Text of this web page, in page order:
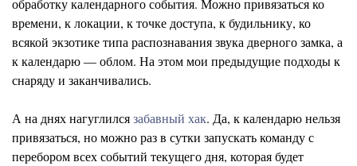
обработку календарного события. Можно привязаться ко
времени, к локации, к точке доступа, к будильнику, ко
всякой экзотике типа распознавания звука дверного замка, а
к календарю — облом. На этом мои предыдущие подходы к
снаряду и заканчивались.
А на днях нагуглилсязабавный хак. Да, к календарю нельзя
привязаться, но можно раз в сутки запускать команду с
перебором всех событий текущего дня, которая будет